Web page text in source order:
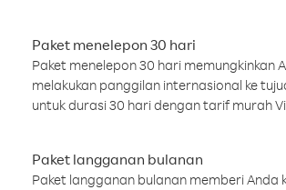
Paket menelepon 30 hari
Paket menelepon 30 hari memungkinkan
melakukan panggilan internasional ke
untuk durasi 30 hari dengan tarif murah
Paket langganan bulanan
Paket langganan bulanan memberi Anda